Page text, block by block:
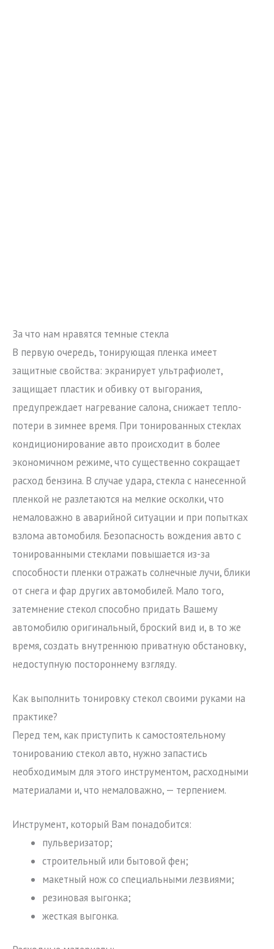
За что нам нравятся темные стекла
В первую очередь, тонирующая пленка имеет
защитные свойства: экранирует ультрафиолет,
защищает пластик и обивку от выгорания,
предупреждает нагревание салона, снижает тепло-
потери в зимнее время. При тонированных стеклах
кондиционирование авто происходит в более
экономичном режиме, что существенно сокращает
расход бензина. В случае удара, стекла с нанесенной
пленкой не разлетаются на мелкие осколки, что
немаловажно в аварийной ситуации и при попытках
взлома автомобиля. Безопасность вождения авто с
тонированными стеклами повышается из-за
способности пленки отражать солнечные лучи, блики
от снега и фар других автомобилей. Мало того,
затемнение стекол способно придать Вашему
автомобилю оригинальный, броский вид и, в то же
время, создать внутреннюю приватную обстановку,
недоступную постороннему взгляду.
Как выполнить тонировку стекол своими руками на
практике?
Перед тем, как приступить к самостоятельному
тонированию стекол авто, нужно запастись
необходимым для этого инструментом, расходными
материалами и, что немаловажно, — терпением.
Инструмент, который Вам понадобится:
пульверизатор;
строительный или бытовой фен;
макетный нож со специальными лезвиями;
резиновая выгонка;
жесткая выгонка.